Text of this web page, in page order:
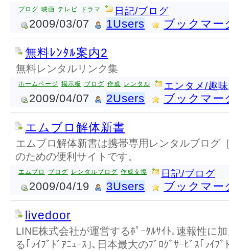
ブログ 映画 テレビ ドラマ 日記/ブログ
2009/03/07 1Users ブックマー
無料ﾚﾝﾀﾙ案内2
無料レンタルリンク集
ホームページ 掲示板 ブログ 作成 レンタル エンタメ/趣味
2009/04/07 2Users ブックマー
エムブロ解体新書
エムブロ解体新書は携帯専用レンタルブログ
のための便利サイトです。
エムブロ ブログ レンタルブログ 作成支援 日記/ブログ
2009/04/19 3Users ブックマー
livedoor
LINE株式会社が運営するﾎﾟｰﾀﾙｻｲﾄ｡速報性に
る｢ﾗｲﾌﾞﾄﾞｱﾆｭｰｽ｣､日本最大のﾌﾞﾛｸﾞｻｰﾋﾞｽ｢ﾗｲﾌ